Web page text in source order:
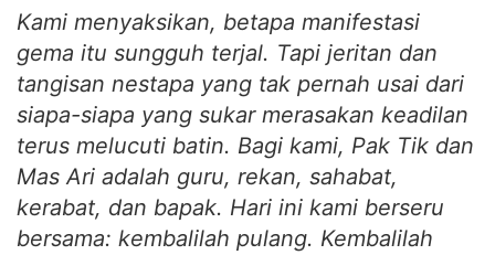
Kami menyaksikan, betapa manifestasi
gema itu sungguh terjal. Tapi jeritan dan
tangisan nestapa yang tak pernah usai dari
siapa-siapa yang sukar merasakan keadilan
terus melucuti batin. Bagi kami, Pak Tik dan
Mas Ari adalah guru, rekan, sahabat,
kerabat, dan bapak. Hari ini kami berseru
bersama: kembalilah pulang. Kembalilah